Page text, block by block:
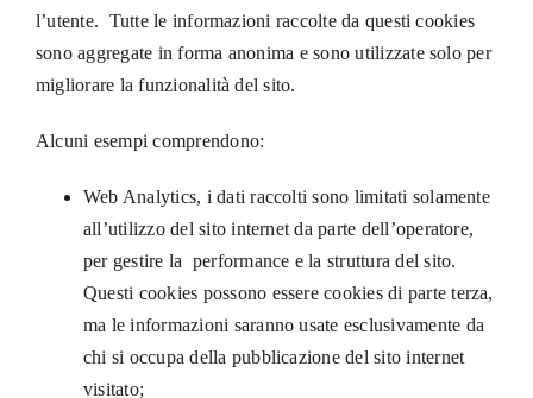
l’utente. Tutte le informazioni raccolte da questi cookies
sono aggregate in forma anonima e sono utilizzate solo per
migliorare la funzionalità del sito.
Alcuni esempi comprendono:
Web Analytics, i dati raccolti sono limitati solamente
all’utilizzo del sito internet da parte dell’operatore,
per gestire la performance e la struttura del sito.
Questi cookies possono essere cookies di parte terza,
ma le informazioni saranno usate esclusivamente da
chi si occupa della pubblicazione del sito internet
visitato;